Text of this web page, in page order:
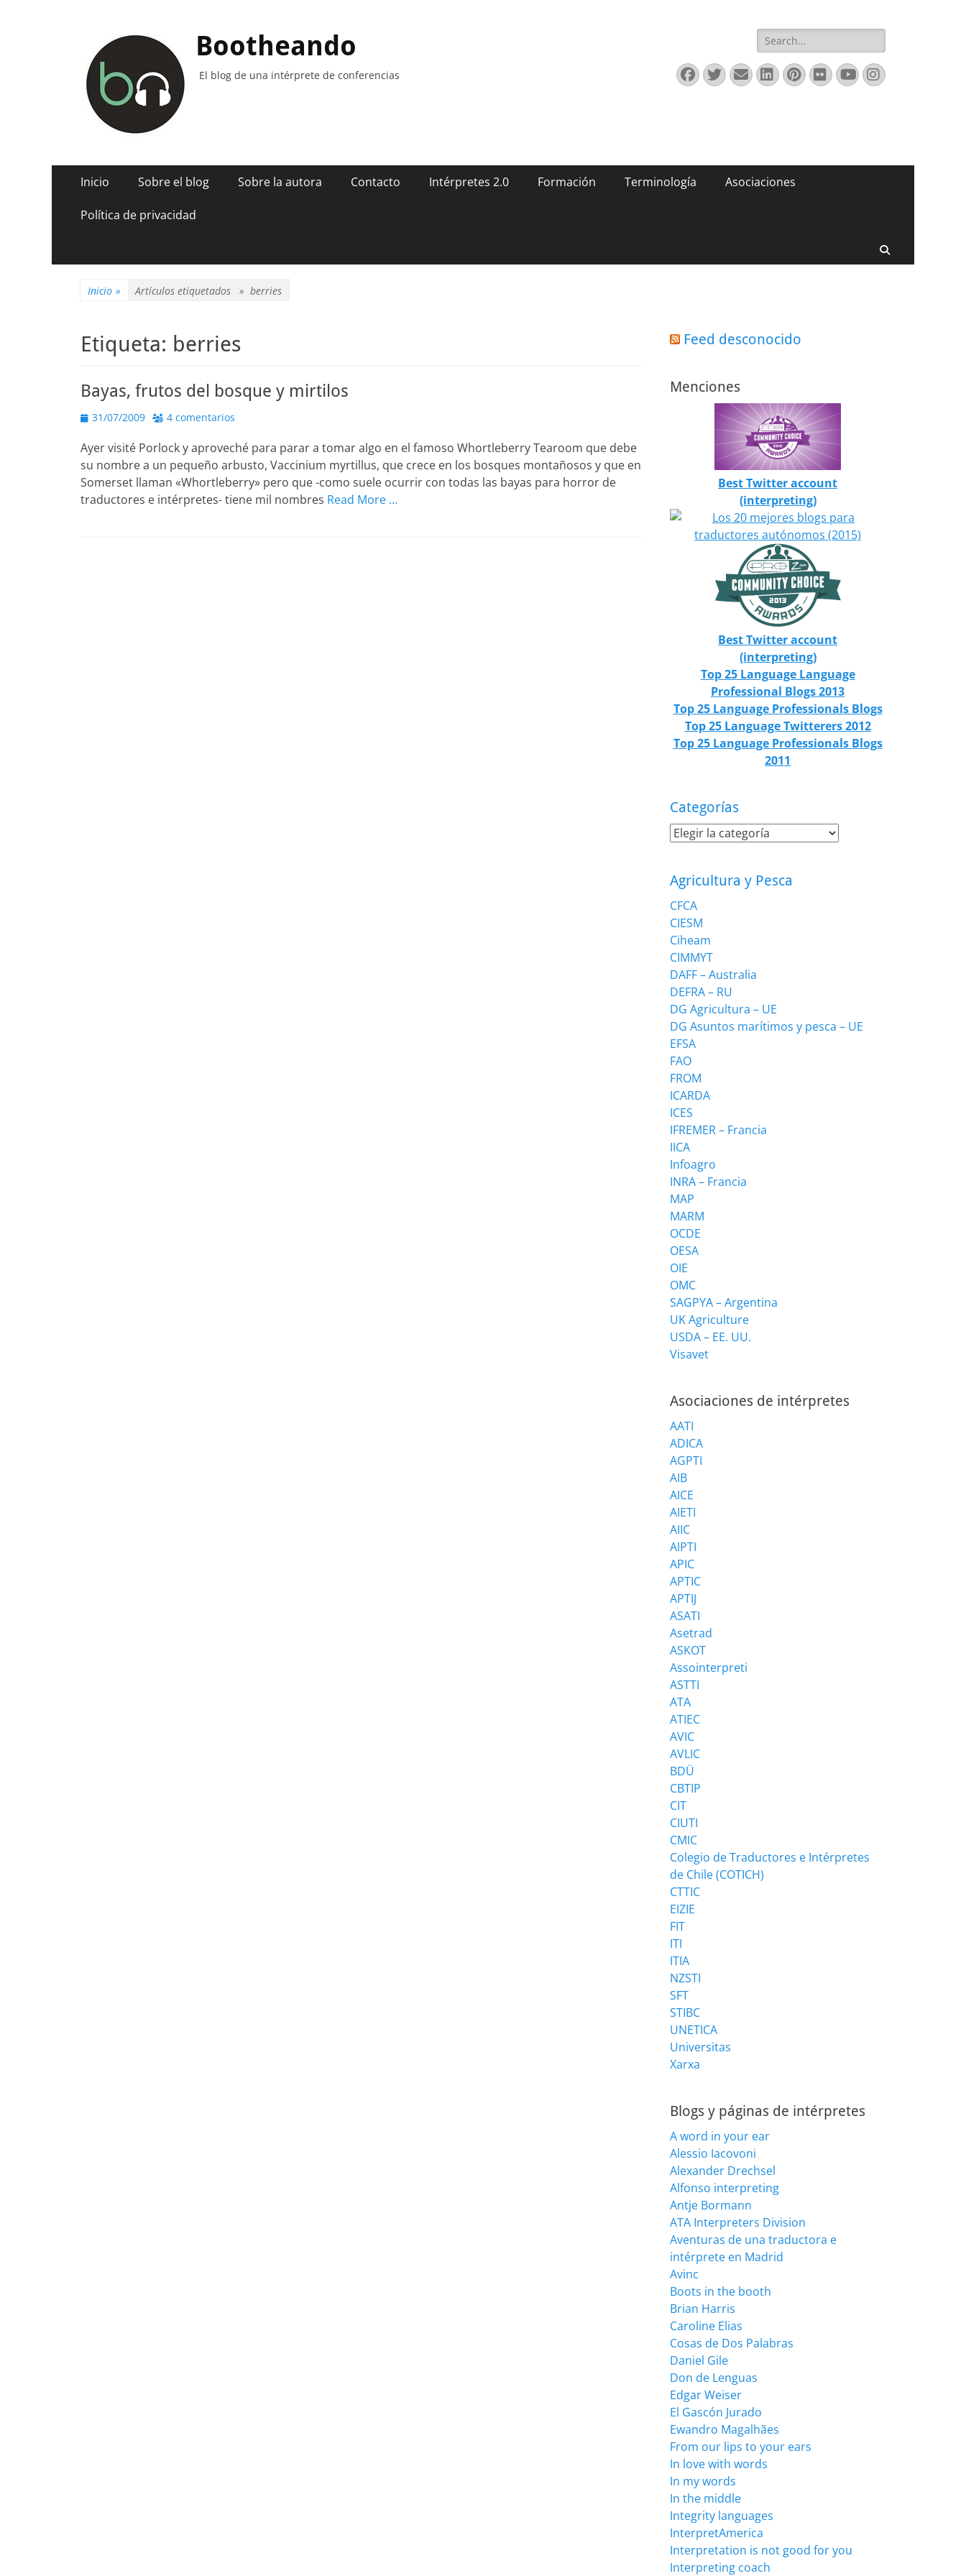
Bootheando
El blog de una intérprete de conferencias
Buscar:
Facebook
Twitter
Correo
electrónico
LinkedIn
Pinterest
FlickrYouTube
Instagram
Menú
Saltar
contenido
Inicio Sobre el blog Sobre la autora Contacto Intérpretes 2.0 Formación Terminología Asociaciones
Política de privacidad
Inicio » Artículos etiquetados » berries
Etiqueta: berries
Bayas, frutos del bosque y mirtilos
Publicado
31/07/2009 4 comentarios
Ayer visité Porlock y aproveché para parar a tomar algo en el famoso Whortleberry Tearoom que debe
su nombre a un pequeño arbusto, Vaccinium myrtillus, que crece en los bosques montañosos y que en
Somerset llaman «Whortleberry» pero que -como suele ocurrir con todas las bayas para horror de
traductores e intérpretes- tiene mil nombres Read More …
Feed desconocido
Menciones
Best Twitter account
(interpreting)
Best Twitter account
(interpreting)
Top 25 Language Language
Professional Blogs 2013
Top 25 Language Professionals Blogs
Top 25 Language Twitterers 2012
Top 25 Language Professionals Blogs
2011
Categorías
Categorías
Agricultura y Pesca
CFCA
CIESM
Ciheam
CIMMYT
DAFF – Australia
DEFRA – RU
DG Agricultura – UE
DG Asuntos marítimos y pesca – UE
EFSA
FAO
FROM
ICARDA
ICES
IFREMER – Francia
IICA
Infoagro
INRA – Francia
MAP
MARM
OCDE
OESA
OIE
OMC
SAGPYA – Argentina
UK Agriculture
USDA – EE. UU.
Visavet
Asociaciones de intérpretes
AATI
ADICA
AGPTI
AIB
AICE
AIETI
AIIC
AIPTI
APIC
APTIC
APTIJ
ASATI
Asetrad
ASKOT
Assointerpreti
ASTTI
ATA
ATIEC
AVIC
AVLIC
BDÜ
CBTIP
CIT
CIUTI
CMIC
Colegio de Traductores e Intérpretes
de Chile (COTICH)
CTTIC
EIZIE
FIT
ITI
ITIA
NZSTI
SFT
STIBC
UNETICA
Universitas
Xarxa
Blogs y páginas de intérpretes
A word in your ear
Alessio Iacovoni
Alexander Drechsel
Alfonso interpreting
Antje Bormann
ATA Interpreters Division
Aventuras de una traductora e
intérprete en Madrid
Avinc
Boots in the booth
Brian Harris
Caroline Elias
Cosas de Dos Palabras
Daniel Gile
Don de Lenguas
Edgar Weiser
El Gascón Jurado
Ewandro Magalhães
From our lips to your ears
In love with words
In my words
In the middle
Integrity languages
InterpretAmerica
Interpretation is not good for you
Interpreting coach